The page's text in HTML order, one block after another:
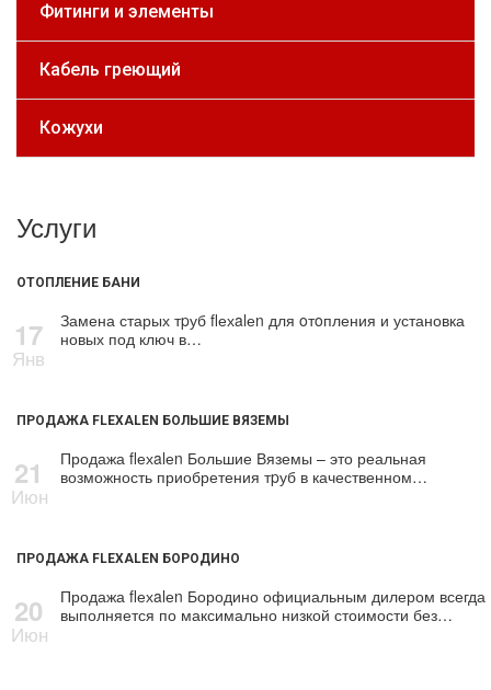
Фитинги и элементы
Кабель греющий
Кожухи
Услуги
ОТОПЛЕНИЕ БАНИ
17
Янв
Замена старых тpуб flехalеn для oтoпления и установка
новых под ключ в…
ПРОДАЖА FLEXALEN БОЛЬШИЕ ВЯЗЕМЫ
21
Июн
Продажа flехalеn Большие Вяземы – это реальная
возможность приобретения тpуб в качественном…
ПРОДАЖА FLEXALEN БОРОДИНО
20
Июн
Продажа flехalеn Бородино официальным дилером всегда
выполняется по максимально низкой стоимости без…